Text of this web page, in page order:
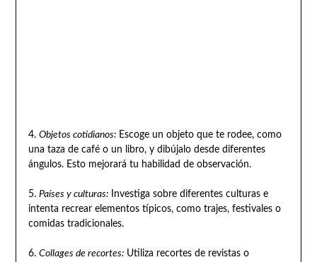
4. Objetos cotidianos:Escoge un objeto que te rodee, como
una taza de café o un libro, y dibújalo desde diferentes
ángulos. Esto mejorará tu habilidad de observación.
5. Países y culturas:Investiga sobre diferentes culturas e
intenta recrear elementos típicos, como trajes, festivales o
comidas tradicionales.
6. Collages de recortes:Utiliza recortes de revistas o